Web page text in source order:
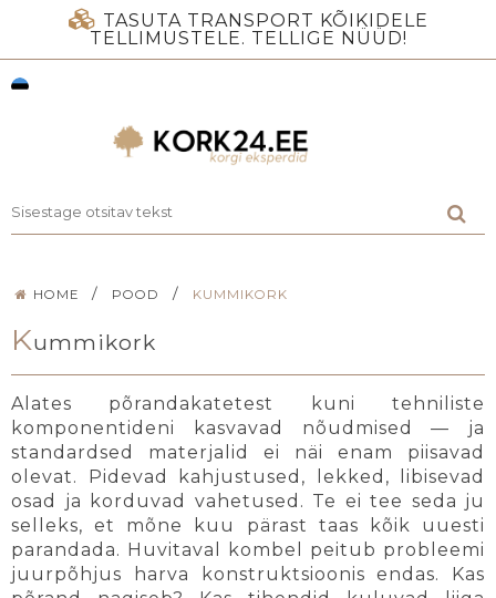
TASUTA TRANSPORT KÕIKIDELE
TELLIMUSTELE. TELLIGE NÜÜD!
HOME / POOD / KUMMIKORK
Kummikork
Alates põrandakatetest kuni tehniliste
komponentideni kasvavad nõudmised — ja
standardsed materjalid ei näi enam piisavad
olevat. Pidevad kahjustused, lekked, libisevad
osad ja korduvad vahetused. Te ei tee seda ju
selleks, et mõne kuu pärast taas kõik uuesti
parandada. Huvitaval kombel peitub probleemi
juurpõhjus harva konstruktsioonis endas. Kas